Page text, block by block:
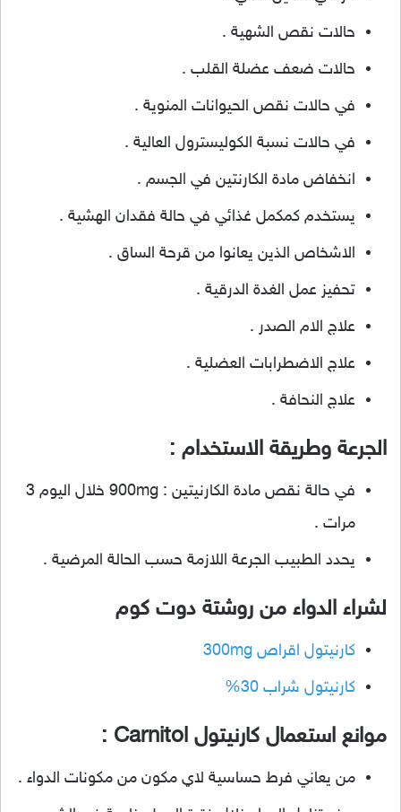
حالات نقص الشهية .
حالات ضعف عضلة القلب .
في حالات نقص الحيوانات المنوية .
في حالات نسبة الكوليسترول العالية .
انخفاض مادة الكارنتين في الجسم .
يستخدم كمكمل غذائي في حالة فقدان الهشية .
الاشخاص الذين يعانوا من قرحة الساق .
تحفيز عمل الغدة الدرقية .
علاج الام الصدر .
علاج الاضطرابات العضلية .
علاج النحافة .
الجرعة وطريقة الاستخدام :
في حالة نقص مادة الكارنيتين : 900mg خلال اليوم 3
مرات .
يحدد الطبيب الجرعة اللازمة حسب الحالة المرضية .
لشراء الدواء من روشتة دوت كوم
كارنيتول اقراص 300mg
كارنيتول شراب 30%
موانع استعمال كارنيتول Carnitol :
من يعاني فرط حساسية لاي مكون من مكونات الدواء .